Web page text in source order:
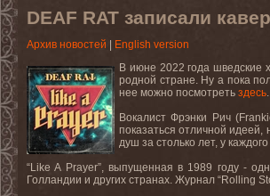
DEAF RAT записали
Архив новостей
English version
В июне 2022 года шведские
родной стране. Ну а пока
нее можно посмотреть здесь.
Вокалист Фрэнки Рич
пoказаться отличной идеей,
душ за столько лет, у
“Like A Prayer”, выпущенная в 1989 году -
Голландии и других странах. Журнал “Rolling